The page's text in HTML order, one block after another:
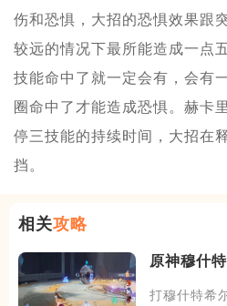
伤和恐惧，大招的恐惧效果跟
较远的情况下最所能造成一点
技能命中了就一定会有，会有
圈命中了才能造成恐惧。赫卡
停三技能的持续时间，大招在
挡。
相关攻略
原神穆什
打穆什特希